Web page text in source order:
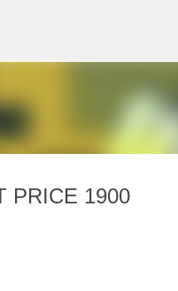
PRICE 1900